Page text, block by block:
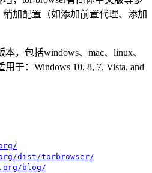
加配置（如添加前置代理、添加
，包括windows、mac、linux、
于：Windows 10, 8, 7, Vista, and
dist/torbrowser/
blog/